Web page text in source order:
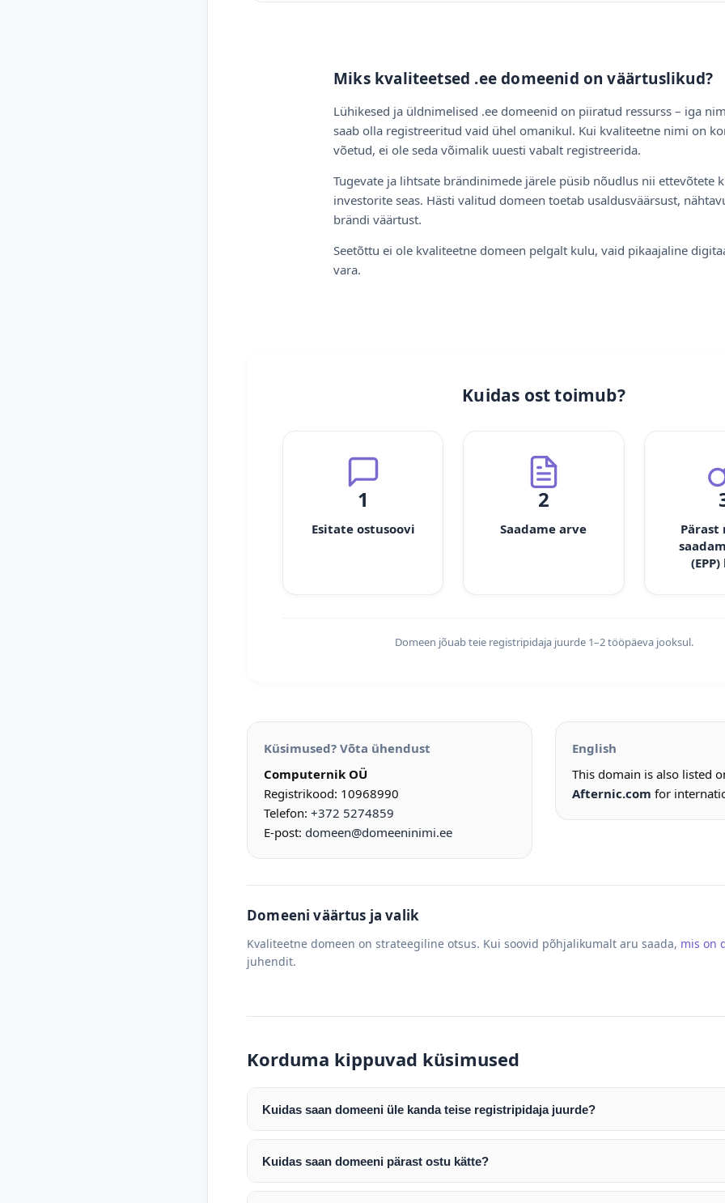
Miks kvaliteetsed .ee domeenid on väärtuslikud?
Lühikesed ja üldnimelised .ee domeenid on piiratud ressurss – iga
saab olla registreeritud vaid ühel omanikul. Kui kvaliteetne nimi on
võetud, ei ole seda võimalik uuesti vabalt registreerida.
Tugevate ja lihtsate brändinimede järele püsib nõudlus nii ettevõtete
investorite seas. Hästi valitud domeen toetab usaldusväärsust,
brändi väärtust.
Seetõttu ei ole kvaliteetne domeen pelgalt kulu, vaid pikaajaline
vara.
Kuidas ost toimub?
1
Esitate ostusoovi
2
Saadame arve
Pärast
Domeen jõuab teie registripidaja juurde 1–2 tööpäeva jooksul.
Küsimused? Võta ühendust
Computernik OÜ
Registrikood: 10968990
Telefon: +372 5274859
E-post: domeen@domeeninimi.ee
English
This domain is also listed
Afternic.com for
Domeeni väärtus ja valik
Kvaliteetne domeen on strateegiline otsus. Kui soovid põhjalikumalt aru saada, mis on
juhendit.
Korduma kippuvad küsimused
Kuidas saan domeeni üle kanda teise registripidaja juurde?
Pärast makse laekumist edastame teile domeeni AUTH (EPP) koodi. Selle abil saate
enda valitud registripidaja juurde.
Domeeni ülekandmine toimub registripidajate vahelise protsessina ning võib võtta
Kuidas saan domeeni pärast ostu kätte?
Pärast ostu vormistamist väljastame arve. Maksekinnituse järel edastame teile